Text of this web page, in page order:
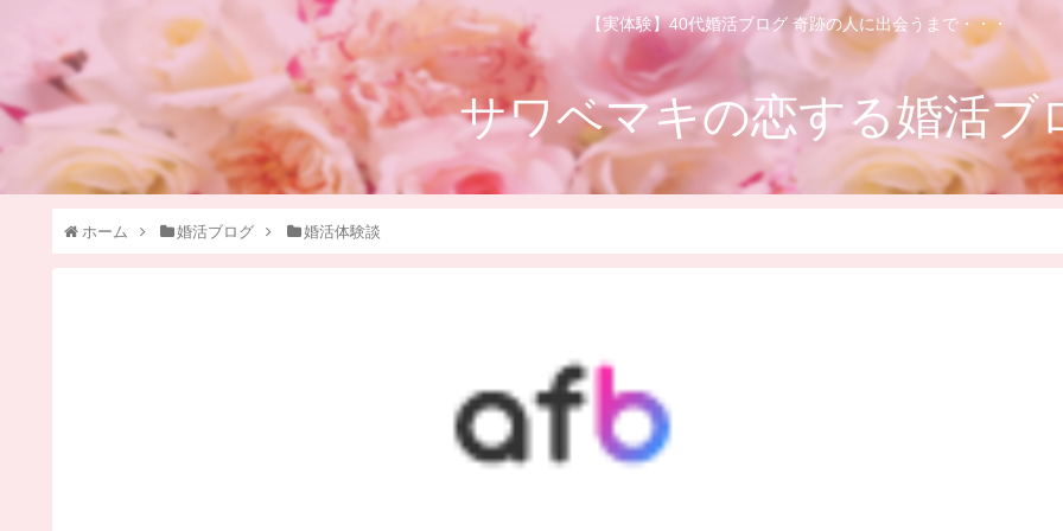
【実体験】40代婚活ブログ 奇跡の人に出会うまで・・・
サワベマキの恋する婚活ブ
ホーム 婚活ブログ 婚活体験談